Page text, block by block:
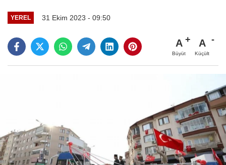
YEREL 31 Ekim 2023 - 09:50
A
Büyüt
A
Küçült